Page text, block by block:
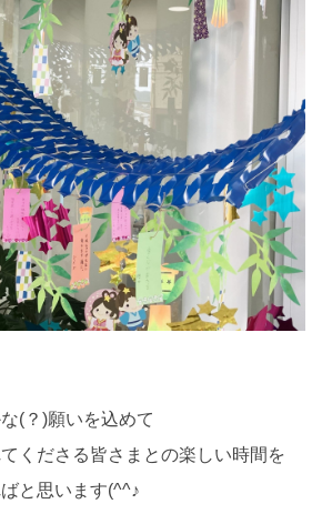
(？)願いを込めて
くださる皆さまとの楽しい時間を
と思います(^^♪